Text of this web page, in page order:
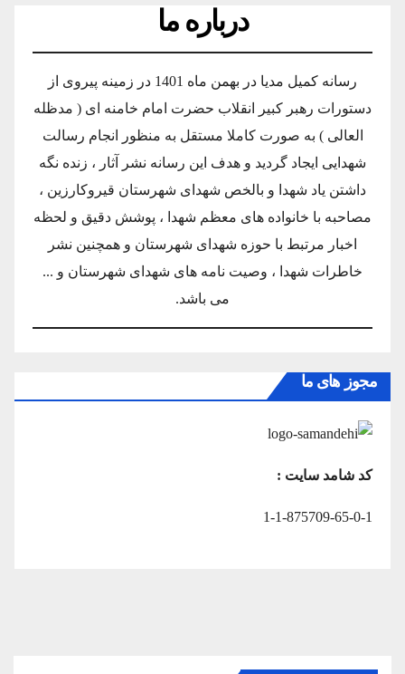
درباره ما
رسانه کمیل مدیا در بهمن ماه 1401 در زمینه پیروی از
دستورات رهبر کبیر انقلاب حضرت امام خامنه ای ( مدظله
العالی ) به صورت کاملا مستقل به منظور انجام رسالت
شهدایی ایجاد گردید و هدف این رسانه نشر آثار ، زنده نگه
داشتن یاد شهدا و بالخص شهدای شهرستان قیروکارزین ،
مصاحبه با خانواده های معظم شهدا ، پوشش دقیق و لحظه
اخبار مرتبط با حوزه شهدای شهرستان و همچنین نشر
خاطرات شهدا ، وصیت نامه های شهدای شهرستان و ...
می باشد.
مجوز های ما
کد شامد سایت :
1-1-875709-65-0-1